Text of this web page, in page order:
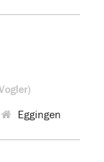
Eggingen